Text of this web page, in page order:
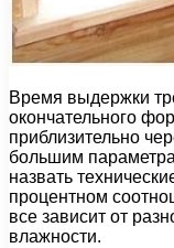
Время выдержки
окончательного
приблизительно
большим
назвать
процентном
все зависит от
влажности.